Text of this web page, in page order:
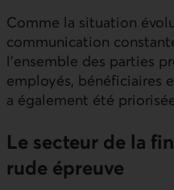
Comme la situation
communication
l’ensemble des parties
employés, bénéficiaires
a également été
Le secteur de la
rude épreuve